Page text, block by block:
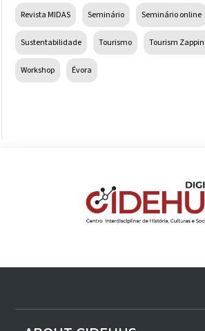
Revista MIDAS Seminário Seminário online
Sustentabilidade Tourismo Tourism
Workshop Évora